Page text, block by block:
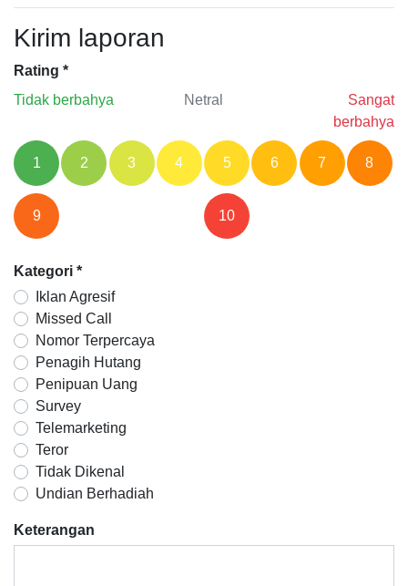
Kirim laporan
Rating *
Tidak berbahya
Netral
Sangat
berbahya
1 2 3 4 5 6 7 8
9 10
Kategori *
Iklan Agresif
Missed Call
Nomor Terpercaya
Penagih Hutang
Penipuan Uang
Survey
Telemarketing
Teror
Tidak Dikenal
Undian Berhadiah
Keterangan